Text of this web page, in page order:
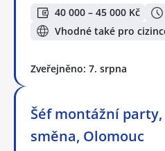
40 000 – 45 000 Kč
Vhodné také pro
Zveřejněno: 7. srpna
Šéf montážní
směna, Olomouc